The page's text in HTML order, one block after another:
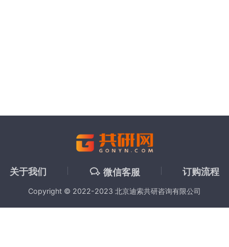
关于我们 微信客服 订购流程
Copyright © 2022-2023 北京迪索共研咨询有限公司